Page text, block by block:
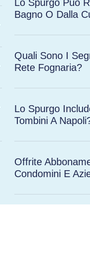
Lo Spurgo Può
Bagno O Dalla
Quali Sono I
Rete Fognaria?
Lo Spurgo
Tombini A
Offrite
Condomini E